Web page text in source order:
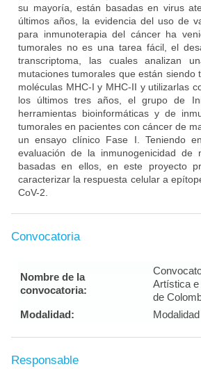
su mayoría, están basadas en virus
últimos años, la evidencia del uso de
para inmunoterapia del cáncer ha
tumorales no es una tarea fácil, el
transcriptoma, las cuales analizan
mutaciones tumorales que están
moléculas MHC-I y MHC-II y utilizarlas
los últimos tres años, el grupo de
herramientas bioinformáticas y de
tumorales en pacientes con cáncer de
un ensayo clínico Fase I. Teniendo
evaluación de la inmunogenicidad de
basadas en ellos, en este proyecto
caracterizar la respuesta celular a
CoV-2.
Convocatoria
Nombre de la
convocatoria:
Artística e
de
Modalidad:
Responsable